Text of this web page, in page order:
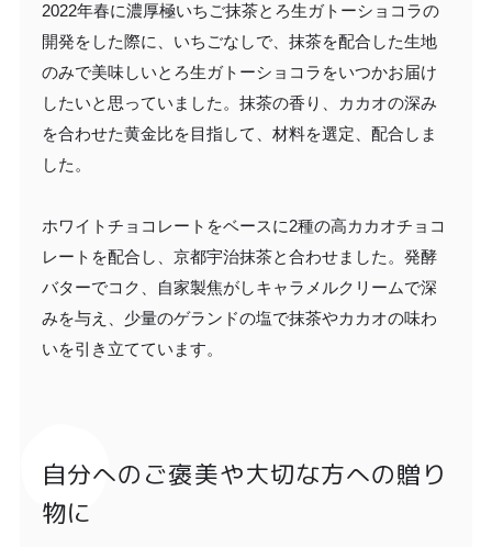
2022年春に濃厚極いちご抹茶とろ生ガトーショコラの
開発をした際に、いちごなしで、抹茶を配合した生地
のみで美味しいとろ生ガトーショコラをいつかお届け
したいと思っていました。抹茶の香り、カカオの深み
を合わせた黄金比を目指して、材料を選定、配合しま
した。
ホワイトチョコレートをベースに2種の高カカオチョコ
レートを配合し、京都宇治抹茶と合わせました。発酵
バターでコク、自家製焦がしキャラメルクリームで深
みを与え、少量のゲランドの塩で抹茶やカカオの味わ
いを引き立てています。
自分へのご褒美や大切な方への贈り
物に